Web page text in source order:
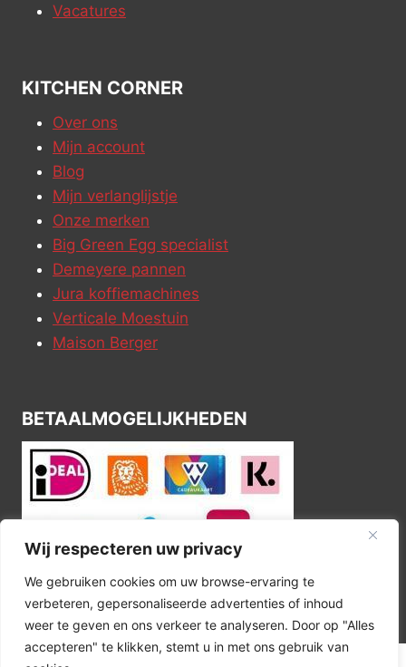
Wij respecteren uw privacy
We gebruiken cookies om uw browse-ervaring te
verbeteren, gepersonaliseerde advertenties of inhoud
weer te geven en ons verkeer te analyseren. Door op "Alles
accepteren" te klikken, stemt u in met ons gebruik van
Vacatures
KITCHEN CORNER
Over ons
Mijn account
Blog
Mijn verlanglijstje
Onze merken
Big Green Egg specialist
Demeyere pannen
Jura koffiemachines
Verticale Moestuin
Maison Berger
BETAALMOGELIJKHEDEN